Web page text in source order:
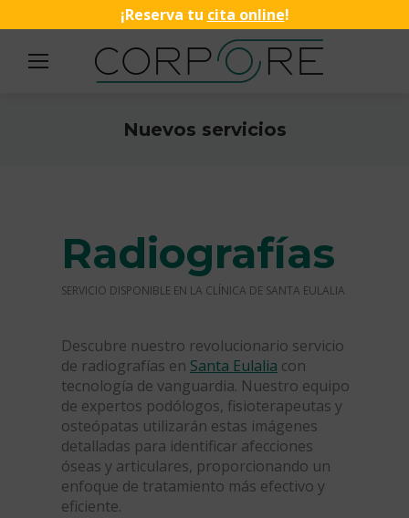
¡Reserva tu cita online!
Nuevos servicios
Radiografías
SERVICIO DISPONIBLE EN LA CLÍNICA DE SANTA EULALIA
Descubre nuestro revolucionario servicio
de radiografías en Santa Eulalia con
tecnología de vanguardia. Nuestro equipo
de expertos podólogos, fisioterapeutas y
osteópatas utilizarán estas imágenes
detalladas para identificar afecciones
óseas y articulares, proporcionando un
enfoque de tratamiento más efectivo y
eficiente.